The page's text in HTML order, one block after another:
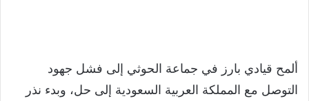
ألمح قيادي بارز في جماعة الحوثي إلى فشل جهود
التوصل مع المملكة العربية السعودية إلى حل، وبدء نذر